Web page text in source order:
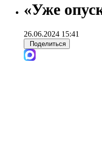
«Уже
26.06.2024 15:41
Поделиться